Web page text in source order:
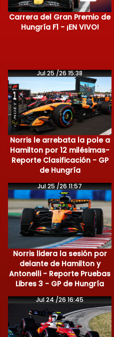
Carrera del Gran Premio de
Hungría F1 - ¡EN VIVO!
Jul 25 /26 15:38
Norris le arrebata la pole a
Hamilton por 12 milésimas-
Reporte Clasificación - GP
de Hungría
Jul 25 /26 11:57
Norris lidera la sesión por
delante de Hamilton y
Antonelli - Reporte Pruebas
Libres 3 - GP de Hungría
Jul 24 /26 16:45